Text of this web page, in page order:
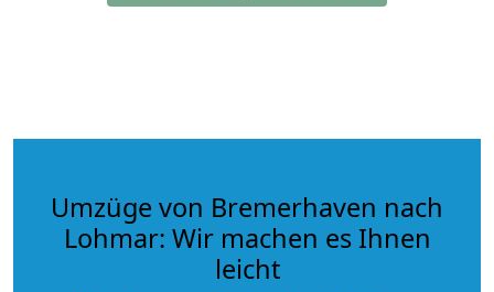
Umzüge von Bremerhaven nach
Lohmar: Wir machen es Ihnen
leicht